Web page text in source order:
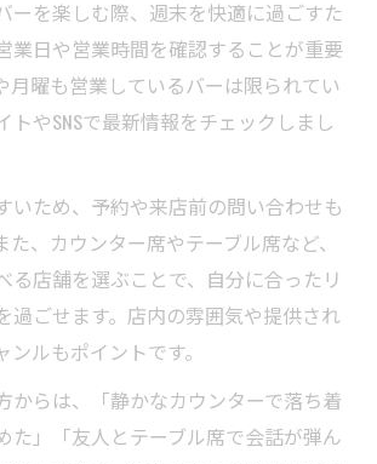
ーを楽しむ際、週末を快適に過ごすた
業日や営業時間を確認することが重要
月曜も営業しているバーは限られてい
トやSNSで最新情報をチェックしまし
いため、予約や来店前の問い合わせも
た、カウンター席やテーブル席など、
る店舗を選ぶことで、自分に合ったリ
過ごせます。店内の雰囲気や提供され
ルもポイントです。
からは、「静かなカウンターで落ち着
た」「友人とテーブル席で会話が弾ん